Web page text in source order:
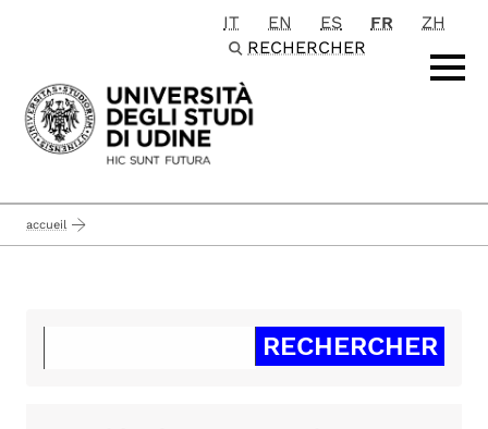
Passa al contenuto principale
IT EN ES FR
ZH
RECHERCHER
accueil